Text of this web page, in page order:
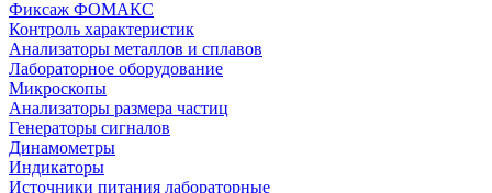
Фиксаж ФОМАКС
Контроль характеристик
Анализаторы металлов и сплавов
Лабораторное оборудование
Микроскопы
Анализаторы размера частиц
Генераторы сигналов
Динамометры
Индикаторы
Источники питания лабораторные